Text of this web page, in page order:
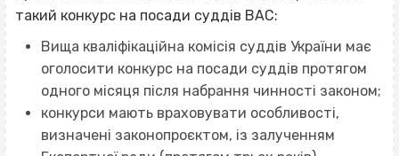
такий конкурс на посади суддів ВАС:
Вища кваліфікаційна комісія суддів України має
оголосити конкурс на посади суддів протягом
одного місяця після набрання чинності законом;
конкурси мають враховувати особливості,
визначені законопроєктом, із залученням